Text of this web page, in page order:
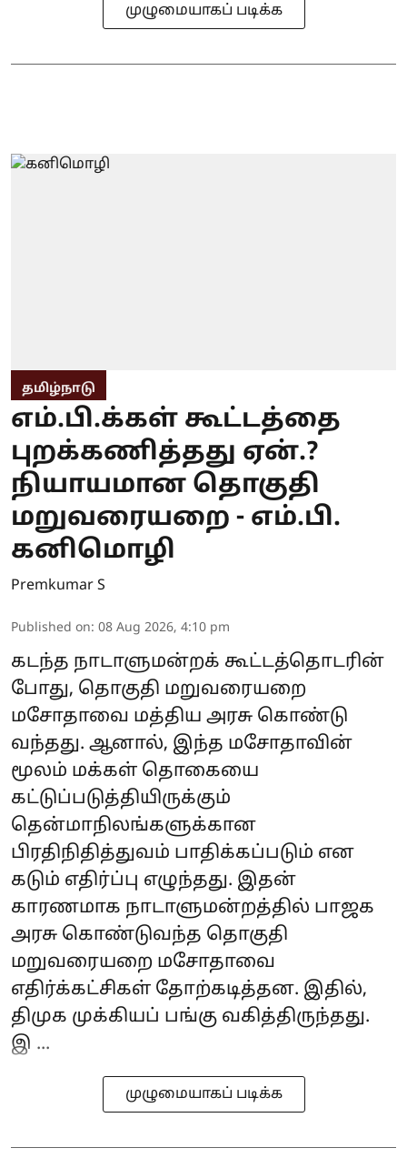
முழுமையாகப் படிக்க
தமிழ்நாடு
எம்.பி.க்கள் கூட்டத்தை
புறக்கணித்தது ஏன்.?
நியாயமான தொகுதி
மறுவரையறை - எம்.பி.
கனிமொழி
Premkumar S
Published on: 08 Aug 2026, 4:10 pm
கடந்த நாடாளுமன்றக் கூட்டத்தொடரின்
போது, தொகுதி மறுவரையறை
மசோதாவை மத்திய அரசு கொண்டு
வந்தது. ஆனால், இந்த மசோதாவின்
மூலம் மக்கள் தொகையை
கட்டுப்படுத்தியிருக்கும்
தென்மாநிலங்களுக்கான
பிரதிநிதித்துவம் பாதிக்கப்படும் என
கடும் எதிர்ப்பு எழுந்தது. இதன்
காரணமாக நாடாளுமன்றத்தில் பாஜக
அரசு கொண்டுவந்த தொகுதி
மறுவரையறை மசோதாவை
எதிர்க்கட்சிகள் தோற்கடித்தன. இதில்,
திமுக முக்கியப் பங்கு வகித்திருந்தது.
இ ...
முழுமையாகப் படிக்க